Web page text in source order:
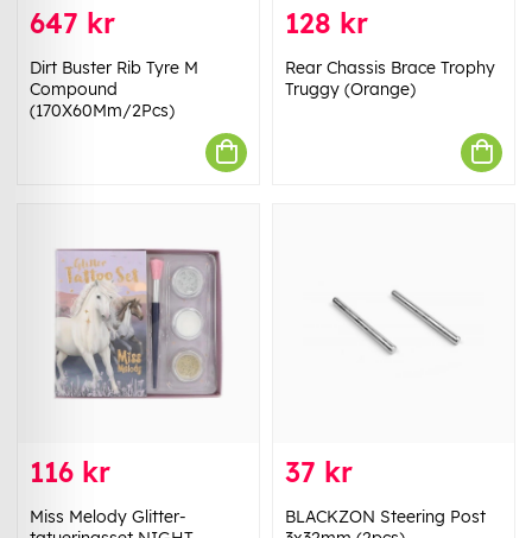
647 kr
Dirt Buster Rib Tyre M
Compound
(170X60Mm/2Pcs)
128 kr
Rear Chassis Brace Trophy
Truggy (Orange)
116 kr
Miss Melody Glitter-
37 kr
BLACKZON Steering Post